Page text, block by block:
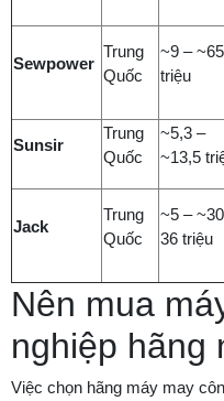
Sewpower
Trung
Quốc
~9 – ~65
triệu
Sunsir
Trung
Quốc
~5,3 –
~13,5
Jack
Trung
Quốc
~5 –
36 triệu
Nên mua
nghiệp hãng
Việc chọn hãng máy may